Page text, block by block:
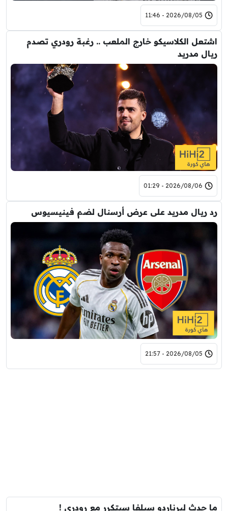
2026/08/05 - 11:46
اشتعل الكلاسيكو خارج الملعب .. رغبة رودري تصدم
ريال مدريد
2026/08/06 - 01:29
رد ريال مدريد على عرض أرسنال لضم فينيسيوس
2026/08/05 - 21:57
ما حدث لبرناردو سيلفا سيتكرر مع رودري !